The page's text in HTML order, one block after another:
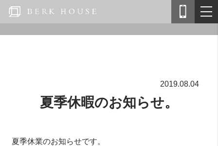
2019.08.04
夏季休暇のお知らせ。
夏季休業のお知らせです。